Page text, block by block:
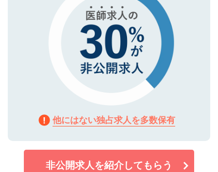
他にはない独占求人を多数保有
非公開求人を紹介してもらう